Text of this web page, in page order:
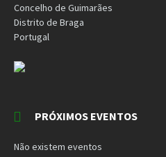
Concelho de Guimarães
Distrito de Braga
Portugal
PRÓXIMOS EVENTOS
Não existem eventos